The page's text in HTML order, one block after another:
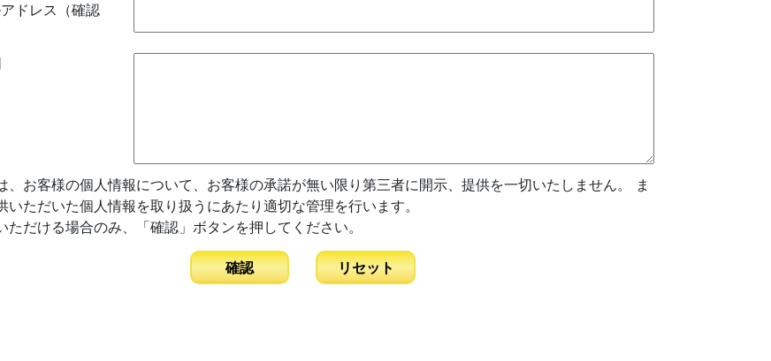
ドレス （確認
、お客様の個人情報について、お客様の承諾が無い限り第三者に開示、提供を一切いたしません。 ま
いただいた個人情報を取り扱うにあたり適切な管理を行います。
ただける場合のみ、「確認」ボタンを押してください。